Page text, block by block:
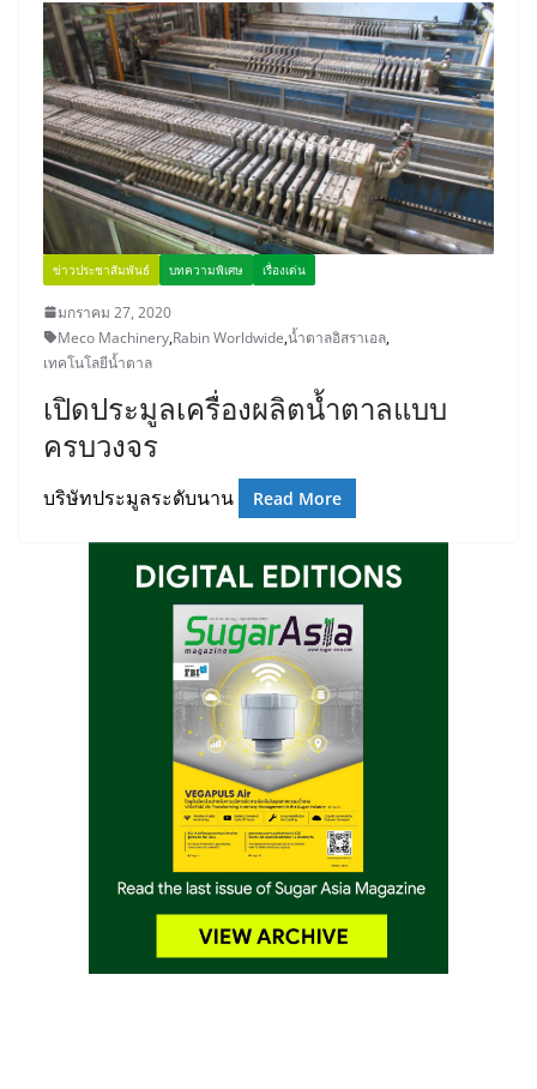
ข่าวประชาสัมพันธ์ บทความพิเศษ เรื่องเด่น
มกราคม 27, 2020
Meco Machinery,Rabin Worldwide,น้ำตาลอิสราเอล,
เทคโนโลยีน้ำตาล
เปิดประมูลเครื่องผลิตนํ้าตาลแบบ
ครบวงจร
บริษัทประมูลระดับนาน Read More